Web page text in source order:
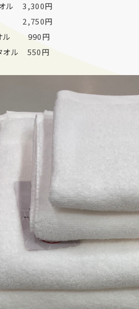
ル 3,300円
2,750円
オル 990円
オル 550円